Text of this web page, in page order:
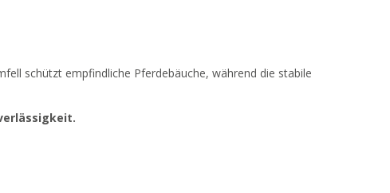
schützt empfindliche Pferdebäuche, während die stabile